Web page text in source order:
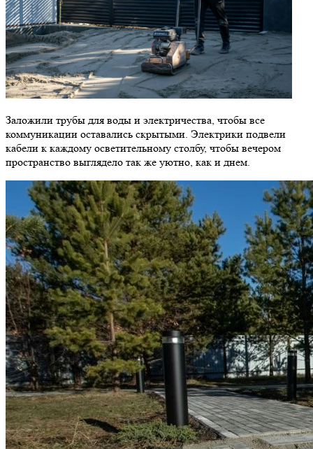
Заложили трубы для воды и электричества, чтобы все
коммуникации оставались скрытыми. Электрики подвели
кабели к каждому осветительному столбу, чтобы вечером
пространство выглядело так же уютно, как и днем.